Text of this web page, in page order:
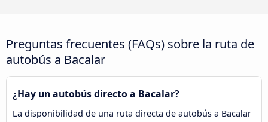
Preguntas frecuentes (FAQs) sobre la ruta de
autobús a Bacalar
¿Hay un autobús directo a Bacalar?
La disponibilidad de una ruta directa de autobús a Bacalar